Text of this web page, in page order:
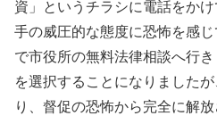
資」というチラシに電話をか
手の威圧的な態度に恐怖を感
で市役所の無料法律相談へ行
を選択することになりました
り、督促の恐怖から完全に解